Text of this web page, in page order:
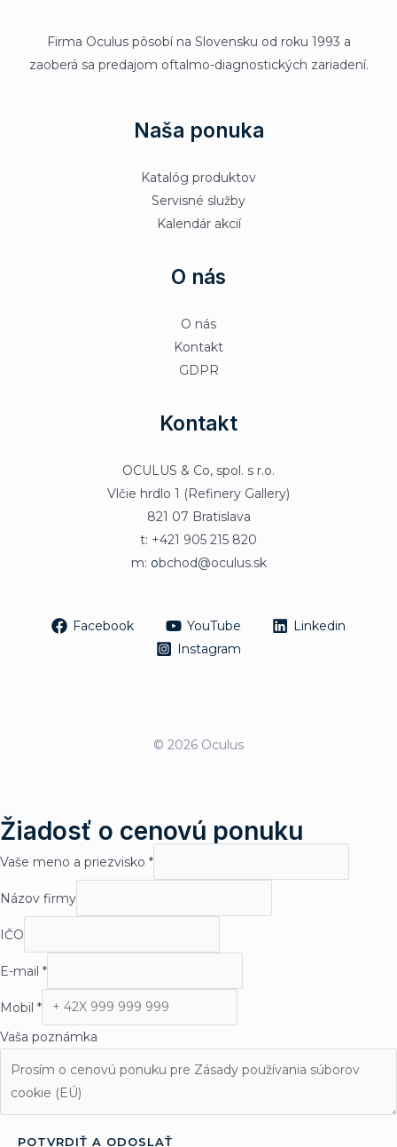
Firma Oculus pôsobí na Slovensku od roku 1993 a
zaoberá sa predajom oftalmo-diagnostických zariadení.
Naša ponuka
Katalóg produktov
Servisné služby
Kalendár akcií
O nás
O nás
Kontakt
GDPR
Kontakt
OCULUS & Co, spol. s r.o.
Vlčie hrdlo 1 (Refinery Gallery)
821 07 Bratislava
t: +421 905 215 820
m: obchod@oculus.sk
Facebook YouTube
Linkedin
Instagram
© 2026 Oculus
Žiadosť o cenovú ponuku
Vaše meno a priezvisko *
Názov firmy
IČO
E-mail *
Mobil *
Vaša poznámka
POTVRDIŤ A ODOSLAŤ